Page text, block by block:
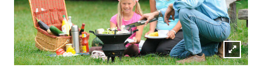
Lightbox